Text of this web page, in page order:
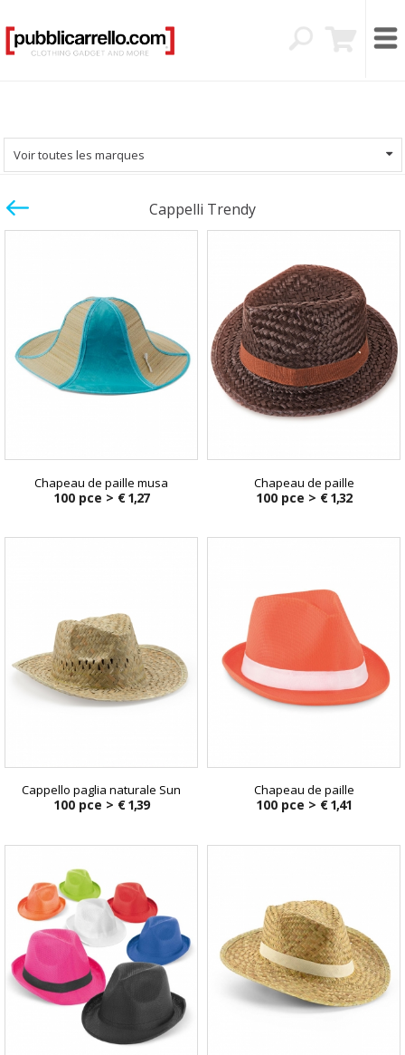
Voir toutes les marques
Cappelli Trendy
Chapeau de paille musa
100 pce > € 1,27
Chapeau de paille
100 pce > € 1,32
Cappello paglia naturale Sun
100 pce > € 1,39
Chapeau de paille
100 pce > € 1,41